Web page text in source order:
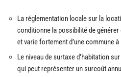
La réglementation locale sur la
conditionne la possibilité de
et varie fortement d’une commune à
Le niveau de surtaxe d’habitation
qui peut représenter un surcoût